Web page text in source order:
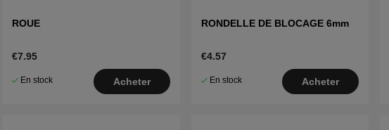
ROUE
€7.95
En stock Acheter
RONDELLE DE BLOCAGE 6mm
€4.57
En stock Acheter